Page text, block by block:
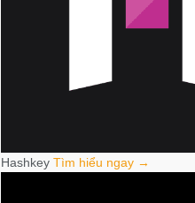
Hashkey Tìm hiểu ngay →